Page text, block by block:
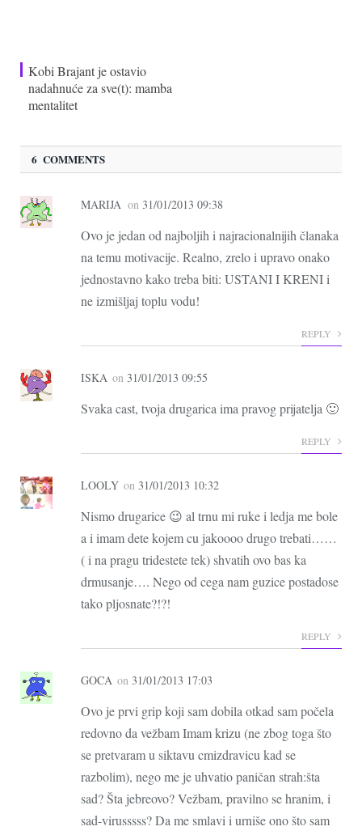
Kobi Brajant je ostavio
nadahnuće za sve(t): mamba
mentalitet
6 COMMENTS
MARIJA on 31/01/2013 09:38
Ovo je jedan od najboljih i najracionalnijih članaka
na temu motivacije. Realno, zrelo i upravo onako
jednostavno kako treba biti: USTANI I KRENI i
ne izmišljaj toplu vodu!
REPLY
ISKA on 31/01/2013 09:55
Svaka cast, tvoja drugarica ima pravog prijatelja 🙂
REPLY
LOOLY on 31/01/2013 10:32
Nismo drugarice 😉 al trnu mi ruke i ledja me bole
a i imam dete kojem cu jakoooo drugo trebati……
( i na pragu tridestete tek) shvatih ovo bas ka
drmusanje…. Nego od cega nam guzice postadose
tako pljosnate?!?!
REPLY
GOCA on 31/01/2013 17:03
Ovo je prvi grip koji sam dobila otkad sam počela
redovno da vežbam Imam krizu (ne zbog toga što
se pretvaram u siktavu cmizdravicu kad se
razbolim), nego me je uhvatio paničan strah:šta
sad? Šta jebreovo? Vežbam, pravilno se hranim, i
sad-virusssss? Da me smlavi i urniše ono što sam